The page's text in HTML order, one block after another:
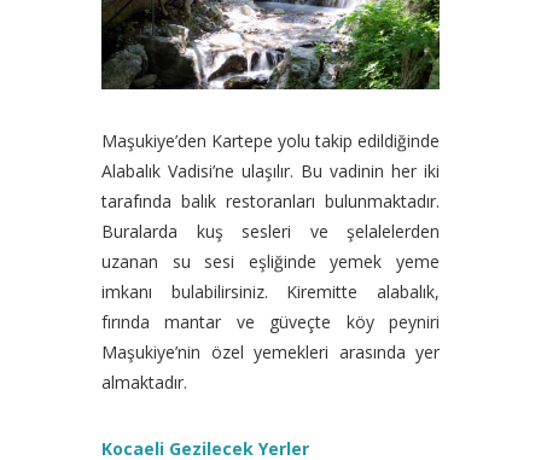
Maşukiye’den Kartepe yolu takip edildiğinde
Alabalık Vadisi’ne ulaşılır. Bu vadinin her iki
tarafında balık restoranları bulunmaktadır.
Buralarda kuş sesleri ve şelalelerden
uzanan su sesi eşliğinde yemek yeme
imkanı bulabilirsiniz. Kiremitte alabalık,
fırında mantar ve güveçte köy peyniri
Maşukiye’nin özel yemekleri arasında yer
almaktadır.
Kocaeli Gezilecek Yerler